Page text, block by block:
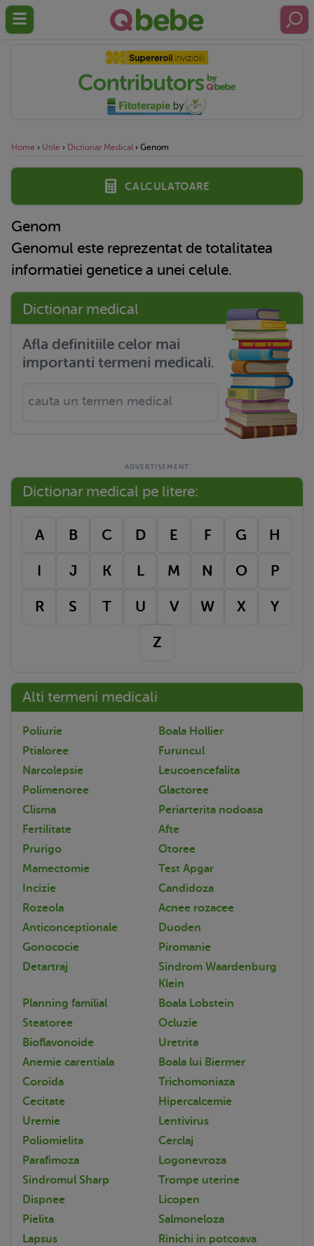
Home › Utile › Dictionar Medical › Genom
Calculatoare
Genom
Genomul este reprezentat de totalitatea
informatiei genetice a unei celule.
Dictionar medical
Afla definitiile celor mai
importanti termeni medicali.
Dictionar medical pe litere:
A B C D E F G H
I J K L M N O P
R S T U V W X Y
Z
Alti termeni medicali
Poliurie
Boala Hollier
Ptialoree
Furuncul
Narcolepsie
Leucoencefalita
Polimenoree
Glactoree
Clisma
Periarterita nodoasa
Fertilitate
Afte
Prurigo
Otoree
Mamectomie
Test Apgar
Incizie
Candidoza
Rozeola
Acnee rozacee
Anticonceptionale
Duoden
Gonococie
Piromanie
Detartraj
Sindrom Waardenburg
Klein
Planning familial
Boala Lobstein
Steatoree
Ocluzie
Bioflavonoide
Uretrita
Anemie carentiala
Boala lui Biermer
Coroida
Trichomoniaza
Cecitate
Hipercalcemie
Uremie
Lentivirus
Poliomielita
Cerclaj
Parafimoza
Logonevroza
Sindromul Sharp
Trompe uterine
Dispnee
Licopen
Pielita
Salmoneloza
Lapsus
Rinichi in potcoava